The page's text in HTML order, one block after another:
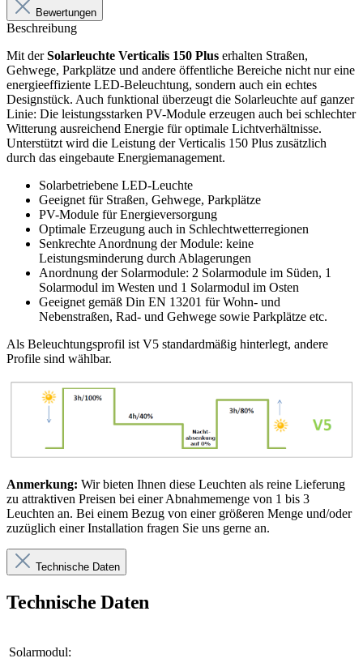
Bewertungen
Beschreibung
Mit derSolarleuchte Verticalis 150 Plus erhalten Straßen,
Gehwege, Parkplätze und andere öffentliche Bereiche nicht nur eine
energieeffiziente LED-Beleuchtung, sondern auch ein echtes
Designstück. Auch funktional überzeugt die Solarleuchte auf ganzer
Linie: Die leistungsstarken PV-Module erzeugen auch bei schlechter
Witterung ausreichend Energie für optimale Lichtverhältnisse.
Unterstützt wird die Leistung der Verticalis 150 Plus zusätzlich
durch das eingebaute Energiemanagement.
Solarbetriebene LED-Leuchte
Geeignet für Straßen, Gehwege, Parkplätze
PV-Module für Energieversorgung
Optimale Erzeugung auch in Schlechtwetterregionen
Senkrechte Anordnung der Module: keine
Leistungsminderung durch Ablagerungen
Anordnung der Solarmodule: 2 Solarmodule im Süden, 1
Solarmodul im Westen und 1 Solarmodul im Osten
Geeignet gemäß Din EN 13201 für Wohn- und
Nebenstraßen, Rad- und Gehwege sowie Parkplätze etc.
Als Beleuchtungsprofil ist V5 standardmäßig hinterlegt, andere
Profile sind wählbar.
Anmerkung: Wir bieten Ihnen diese Leuchten als reine Lieferung
zu attraktiven Preisen bei einer Abnahmemenge von 1 bis 3
Leuchten an. Bei einem Bezug von einer größeren Menge und/oder
zuzüglich einer Installation fragen Sie uns gerne an.
Technische Daten
Technische Daten
Solarmodul: